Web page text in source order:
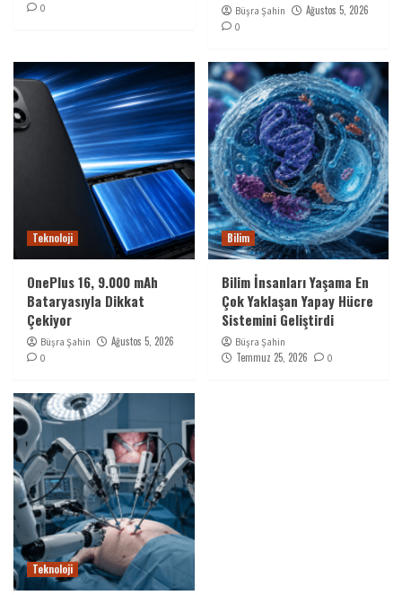
0 Büşra Şahin Ağustos 5, 2026
0
Teknoloji
OnePlus 16, 9.000 mAh
Bataryasıyla Dikkat
Çekiyor
Büşra Şahin Ağustos 5, 2026
0
Bilim
Bilim İnsanları Yaşama En
Çok Yaklaşan Yapay Hücre
Sistemini Geliştirdi
Büşra Şahin
Temmuz 25, 2026 0
Teknoloji